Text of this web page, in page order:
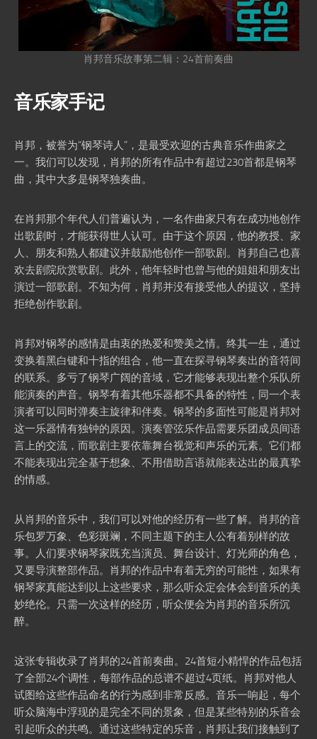
肖邦音乐故事第二辑：24首前奏曲
音乐家手记
肖邦，被誉为“钢琴诗人”，是最受欢迎的古典音乐作曲家之
一。我们可以发现，肖邦的所有作品中有超过230首都是钢琴
曲，其中大多是钢琴独奏曲。
在肖邦那个年代人们普遍认为，一名作曲家只有在成功地创作
出歌剧时，才能获得世人认可。由于这个原因，他的教授、家
人、朋友和熟人都建议并鼓励他创作一部歌剧。肖邦自己也喜
欢去剧院欣赏歌剧。此外，他年轻时也曾与他的姐姐和朋友出
演过一部歌剧。不知为何，肖邦并没有接受他人的提议，坚持
拒绝创作歌剧。
肖邦对钢琴的感情是由衷的热爱和赞美之情。终其一生，通过
变换着黑白键和十指的组合，他一直在探寻钢琴奏出的音符间
的联系。多亏了钢琴广阔的音域，它才能够表现出整个乐队所
能演奏的声音。钢琴有着其他乐器都不具备的特性，同一个表
演者可以同时弹奏主旋律和伴奏。钢琴的多面性可能是肖邦对
这一乐器情有独钟的原因。演奏管弦乐作品需要乐团成员间语
言上的交流，而歌剧主要依靠舞台视觉和声乐的元素。它们都
不能表现出完全基于想象、不用借助言语就能表达出的最真挚
的情感。
从肖邦的音乐中，我们可以对他的经历有一些了解。肖邦的音
乐包罗万象、色彩斑斓，不同主题下的主人公有着别样的故
事。人们要求钢琴家既充当演员、舞台设计、灯光师的角色，
又要导演整部作品。肖邦的作品中有着无穷的可能性，如果有
钢琴家真能达到以上这些要求，那么听众定会体会到音乐的美
妙绝伦。只需一次这样的经历，听众便会为肖邦的音乐所沉
醉。
这张专辑收录了肖邦的24首前奏曲。24首短小精悍的作品包括
了全部24个调性，每部作品的总谱不超过4页纸。肖邦对他人
试图给这些作品命名的行为感到非常反感。音乐一响起，每个
听众脑海中浮现的是完全不同的景象，但是某些特别的乐音会
引起听众的共鸣。通过这些特定的乐音，肖邦让我们接触到了